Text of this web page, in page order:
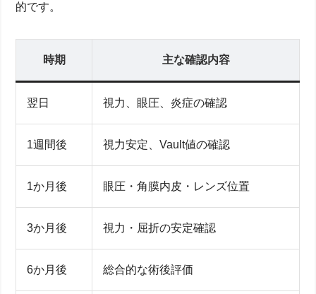
的です。
時期 主な確認内容
翌日 視力、眼圧、炎症の確認
1週間後 視力安定、Vault値の確認
1か月後 眼圧・角膜内皮・レンズ位置
3か月後 視力・屈折の安定確認
6か月後 総合的な術後評価